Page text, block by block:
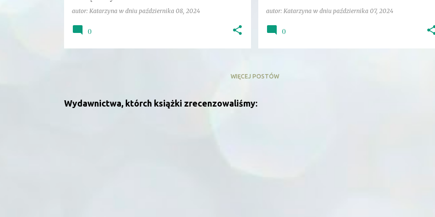
autor: Katarzyna w dniu października 08, 2024
0
autor: Katarzyna w dniu października 07, 2024
0
WIĘCEJ POSTÓW
Wydawnictwa, którch książki zrecenzowaliśmy: